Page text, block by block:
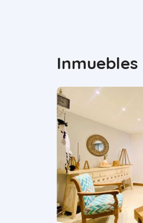
Inmuebles